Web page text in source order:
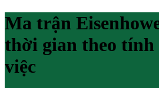
Ma trận
thời gian theo tính
việc